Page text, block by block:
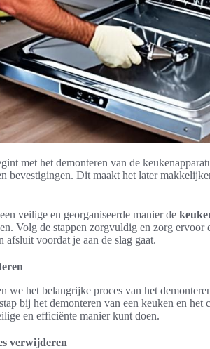
met het demonteren van de
bevestigingen. Dit maakt het later
veilige en georganiseerde manier de
Volg de stappen zorgvuldig en zorg ervoor
afsluit voordat je aan de slag gaat.
we het belangrijke proces van het
bij het demonteren van een keuken en
en efficiënte manier kunt doen.
verwijderen